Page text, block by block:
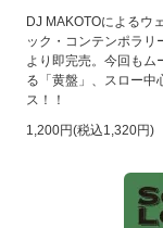
DJ MAKOTOによるウ
ック・コンテンポラリ
より即完売。今回もム
る「黄盤」、スロー中
ス！！
1,200円(税込1,320円)